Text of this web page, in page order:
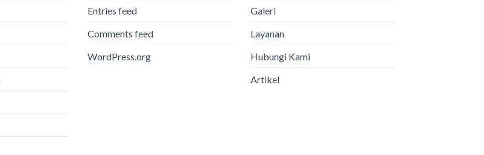
Entries feed
Comments feed
WordPress.org
Galeri
Layanan
Hubungi Kami
Artikel